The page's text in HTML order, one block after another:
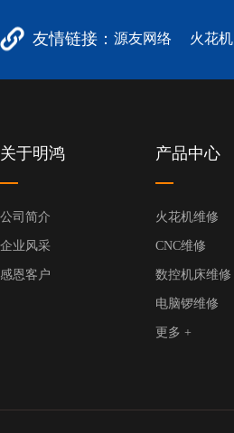
友情链接： 源友网络 火花机
关于明鸿
公司简介
企业风采
感恩客户
产品中心
火花机维修
CNC维修
数控机床维修
电脑锣维修
更多 +